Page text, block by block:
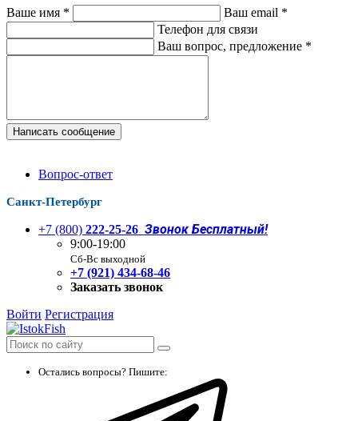
Ваше имя * Ваш email *
Телефон для связи
Ваш вопрос, предложение *
Написать сообщение
Вопрос-ответ
Санкт-Петербург
+7 (800) 222-25-26 Звонок Бесплатный!
9:00-19:00
Сб-Вс выходной
+7 (921) 434-68-46
Заказать звонок
Войти Регистрация
Остались вопросы? Пишите: